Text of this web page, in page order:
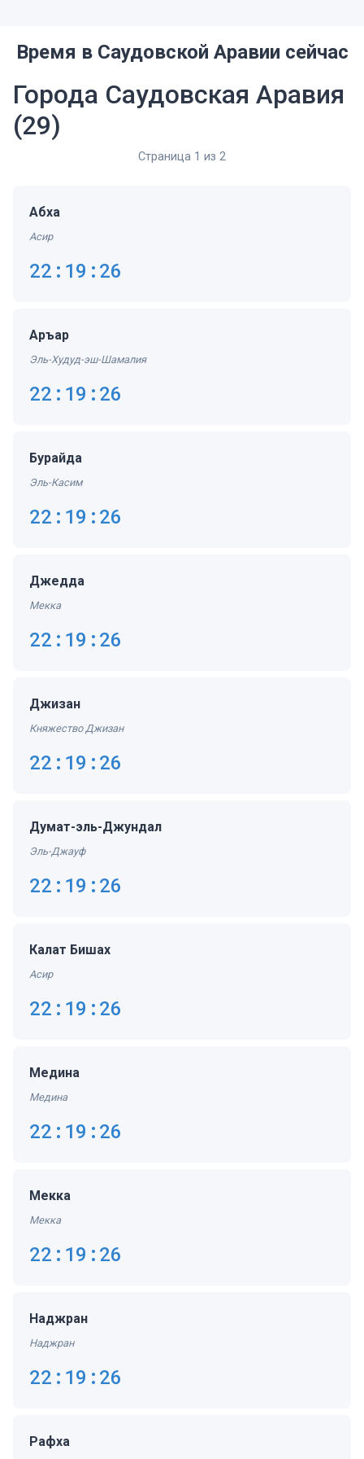
Время в Саудовской Аравии сейчас
Города Саудовская Аравия
(29)
Страница 1 из 2
Абха
Асир
22:19:27
Аръар
Эль-Худуд-эш-Шамалия
22:19:27
Бурайда
Эль-Касим
22:19:27
Джедда
Мекка
22:19:27
Джизан
Княжество Джизан
22:19:27
Думат-эль-Джундал
Эль-Джауф
22:19:27
Калат Бишах
Асир
22:19:27
Медина
Медина
22:19:27
Мекка
Мекка
22:19:27
Наджран
Наджран
22:19:27
Рафха